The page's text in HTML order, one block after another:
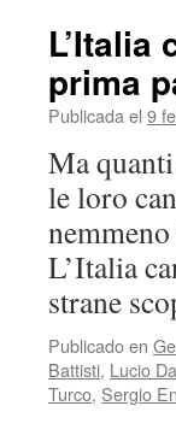
prima
Publicada el 9
Ma
le loro
L’Italia
strane
Publicado en
Battisti, Lucio
Turco, Sergio